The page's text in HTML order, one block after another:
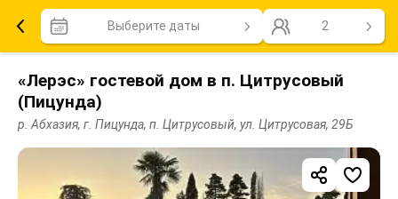
Выберите даты 2
«Лерэс» гостевой дом в п. Цитрусовый
(Пицунда)
р. Абхазия, г. Пицунда, п. Цитрусовый, ул. Цитрусовая, 29Б